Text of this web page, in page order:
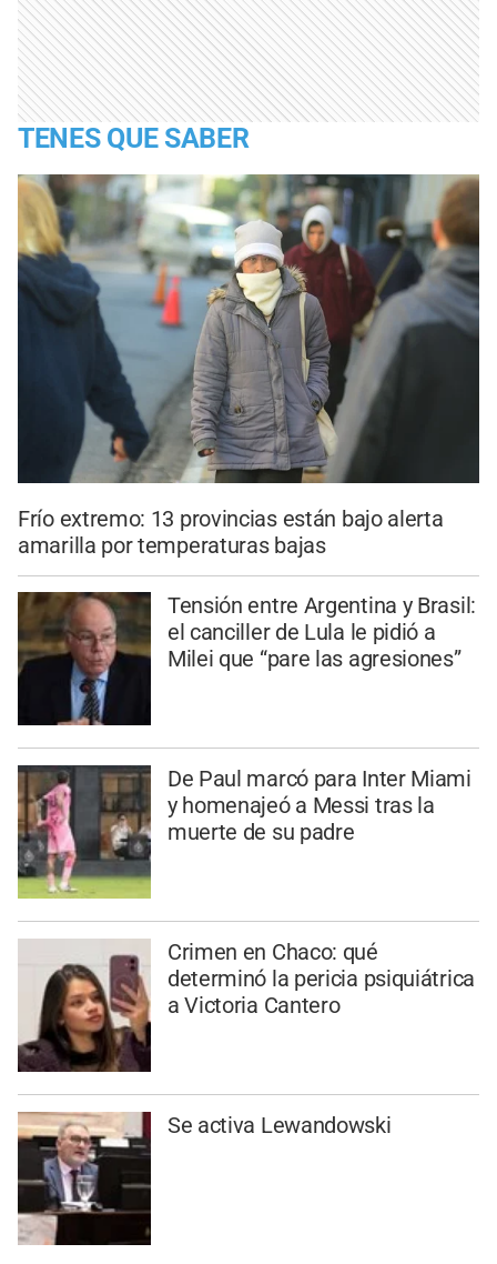
TENES QUE SABER
Frío extremo: 13 provincias están bajo alerta
amarilla por temperaturas bajas
Tensión entre Argentina y Brasil:
el canciller de Lula le pidió a
Milei que “pare las agresiones”
De Paul marcó para Inter Miami
y homenajeó a Messi tras la
muerte de su padre
Crimen en Chaco: qué
determinó la pericia psiquiátrica
a Victoria Cantero
Se activa Lewandowski